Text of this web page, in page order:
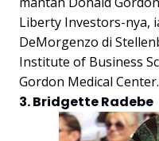
Liberty Investors-nya,
DeMorgenzo di
Institute of Business
Gordon Medical Center.
3. Bridgette Radebe